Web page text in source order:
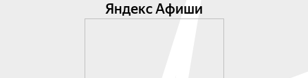
Яндекс Афиши